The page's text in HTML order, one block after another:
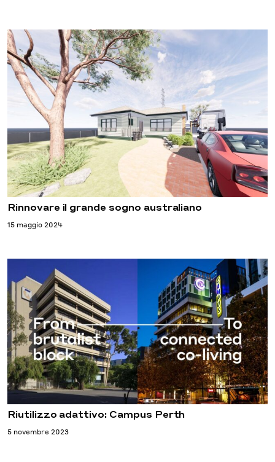
Rinnovare il grande sogno australiano
15 maggio 2024
Riutilizzo adattivo: Campus Perth
5 novembre 2023